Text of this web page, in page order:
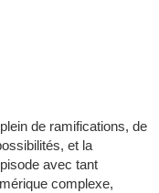
de ramifications, de
et la
avec tant
complexe,